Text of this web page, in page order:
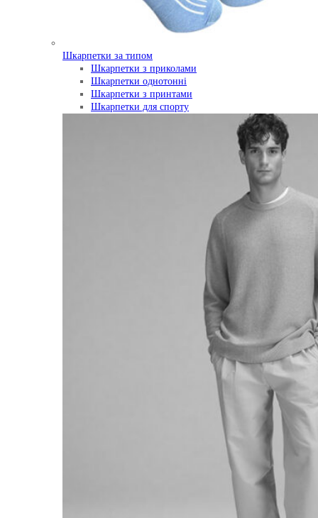
Шкарпетки за типом
Шкарпетки з приколами
Шкарпетки однотонні
Шкарпетки з принтами
Шкарпетки для спорту